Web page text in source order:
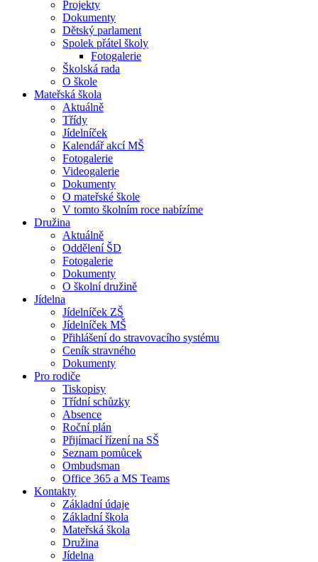
Projekty
Dokumenty
Dětský parlament
Spolek přátel školy
Fotogalerie
Školská rada
O škole
Mateřská škola
Aktuálně
Třídy
Jídelníček
Kalendář akcí MŠ
Fotogalerie
Videogalerie
Dokumenty
O mateřské škole
V tomto školním roce nabízíme
Družina
Aktuálně
Oddělení ŠD
Fotogalerie
Dokumenty
O školní družině
Jídelna
Jídelníček ZŠ
Jídelníček MŠ
Přihlášení do stravovacího systému
Ceník stravného
Dokumenty
Pro rodiče
Tiskopisy
Třídní schůzky
Absence
Roční plán
Přijímací řízení na SŠ
Seznam pomůcek
Ombudsman
Office 365 a MS Teams
Kontakty
Základní údaje
Základní škola
Mateřská škola
Družina
Jídelna